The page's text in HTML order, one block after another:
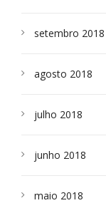
setembro 2018
agosto 2018
julho 2018
junho 2018
maio 2018